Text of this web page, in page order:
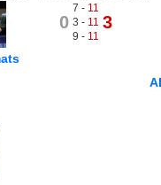
0
7 - 11
3 - 11
9 - 11
3